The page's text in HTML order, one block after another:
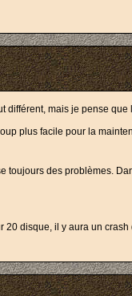
différent, mais je pense
plus facile pour la
des problèmes.
disque, il y aura un